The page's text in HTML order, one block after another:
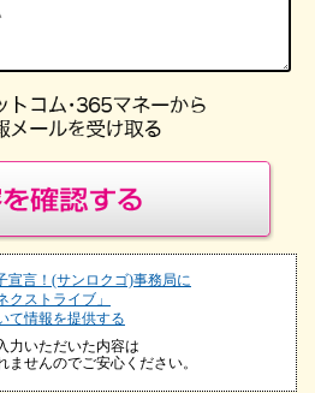
宣言！(サンロクゴ)事務局に
クストライブ」
て情報を提供する
力いただいた内容は
ませんのでご安心ください。